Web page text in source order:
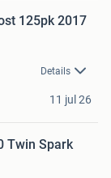
125pk 2017
Details
11 jul 26
Twin Spark